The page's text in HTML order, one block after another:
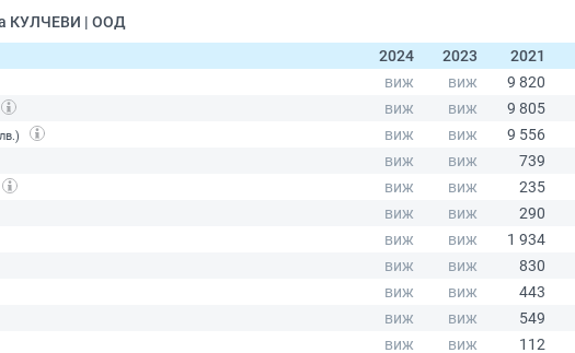
КУЛЧЕВИ | ООД
2024
2023
2021